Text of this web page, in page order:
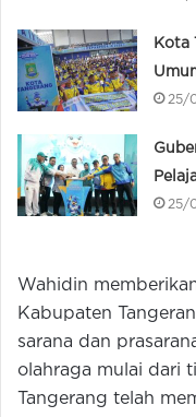
Kota
25/
25/
Wahidin
Kabupaten
sarana dan
olahraga mulai dari
Tangerang telah